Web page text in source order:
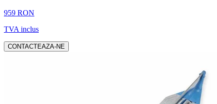
959 RON
TVA inclus
CONTACTEAZA-NE